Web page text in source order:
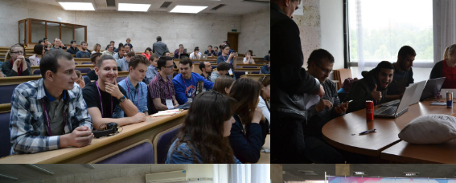
ML+AI HACKATHON
13 червня 2017 р.
ML+AI HACKATHON
13 червня 2017 р.